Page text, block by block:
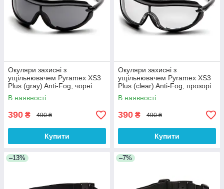
Окуляри захисні з
ущільнювачем Pyramex XS3
Plus (gray) Anti-Fog, чорні
В наявності
390 ₴ 490 ₴
Купити
Окуляри захисні з
ущільнювачем Pyramex XS3
Plus (clear) Anti-Fog, прозорі
В наявності
390 ₴ 490 ₴
Купити
–13% –7%